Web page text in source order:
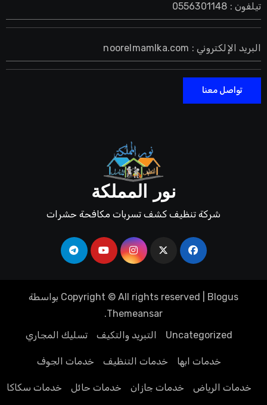
تيلفون : 0556301148
البريد الإلكتروني : noorelmamlka.com
تواصل معنا
نور المملكة
شركة تنظيف كشف تسربات مكافحة حشرات
Copyright © All rights reserved Blogus
بواسطة
Themeansar
.
Uncategorized
التبريد والتكيف تسليك المجاري
خدمات ابها خدمات التنظيف خدمات الجوف
خدمات الرياض خدمات جازان خدمات حائل خدمات سكاكا